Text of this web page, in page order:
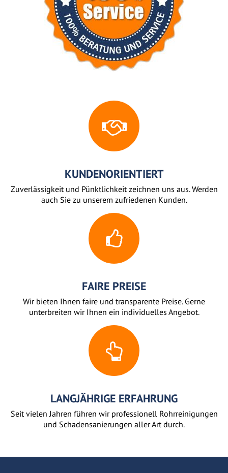
KUNDENORIENTIERT
Zuverlässigkeit und Pünktlichkeit zeichnen uns aus. Werden
auch Sie zu unserem zufriedenen Kunden.
FAIRE PREISE
Wir bieten Ihnen faire und transparente Preise. Gerne
unterbreiten wir Ihnen ein individuelles Angebot.
LANGJÄHRIGE ERFAHRUNG
Seit vielen Jahren führen wir professionell Rohrreinigungen
und Schadensanierungen aller Art durch.